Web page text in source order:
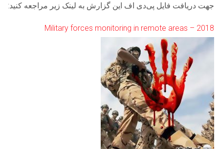
جهت دریافت فایل پی‌دی اف این گزارش به لینک زیر مراجعه کنید:
Military forces monitoring in remote areas – 2018